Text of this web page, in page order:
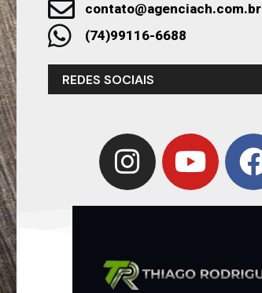
contato@agenciach.com.br
(74)99116-6688
REDES SOCIAIS